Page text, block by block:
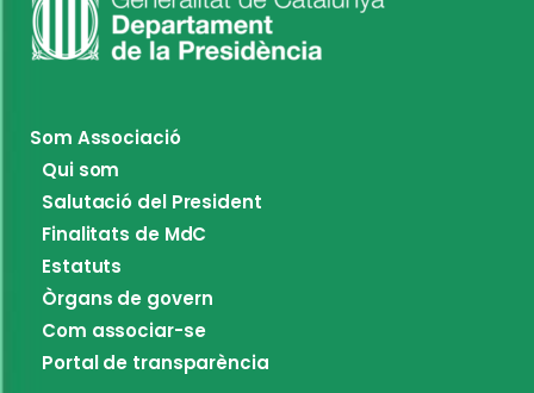
Som Associació
Qui som
Salutació del President
Finalitats de MdC
Estatuts
Òrgans de govern
Com associar-se
Portal de transparència